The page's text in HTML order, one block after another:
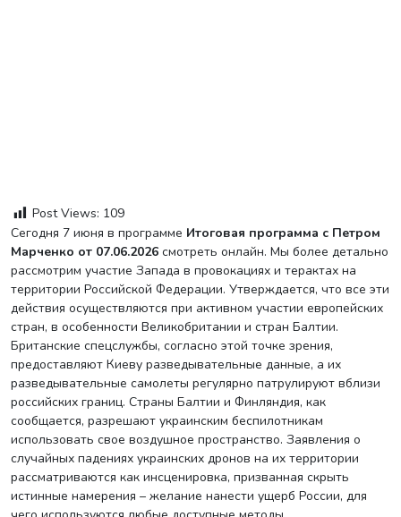
Post Views: 109
Сегодня 7 июня в программе Итоговая программа с Петром
Марченко от 07.06.2026 смотреть онлайн. Мы более детально
рассмотрим участие Запада в провокациях и терактах на
территории Российской Федерации. Утверждается, что все эти
действия осуществляются при активном участии европейских
стран, в особенности Великобритании и стран Балтии.
Британские спецслужбы, согласно этой точке зрения,
предоставляют Киеву разведывательные данные, а их
разведывательные самолеты регулярно патрулируют вблизи
российских границ. Страны Балтии и Финляндия, как
сообщается, разрешают украинским беспилотникам
использовать свое воздушное пространство. Заявления о
случайных падениях украинских дронов на их территории
рассматриваются как инсценировка, призванная скрыть
истинные намерения – желание нанести ущерб России, для